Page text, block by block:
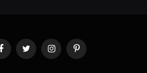
FacebookTwitter InstagramPinterest